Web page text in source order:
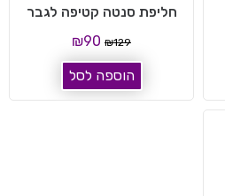
חליפת סנטה קטיפה לגבר
₪129
₪90
הוספה לסל